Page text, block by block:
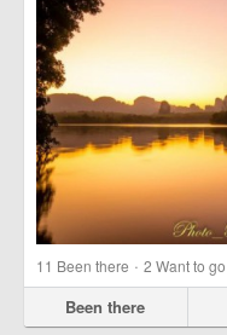
11 Been there · 2 Want to go
Been there